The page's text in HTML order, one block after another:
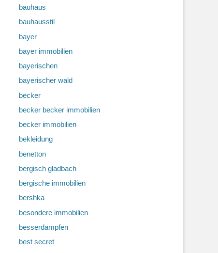
bauhaus
bauhausstil
bayer
bayer immobilien
bayerischen
bayerischer wald
becker
becker becker immobilien
becker immobilien
bekleidung
benetton
bergisch gladbach
bergische immobilien
bershka
besondere immobilien
besserdampfen
best secret